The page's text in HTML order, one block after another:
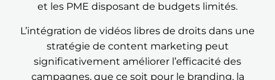
et les PME disposant de budgets limités.
L’intégration de vidéos libres de droits dans une
stratégie de content marketing peut
significativement améliorer l’efficacité des
campagnes, que ce soit pour le branding, la